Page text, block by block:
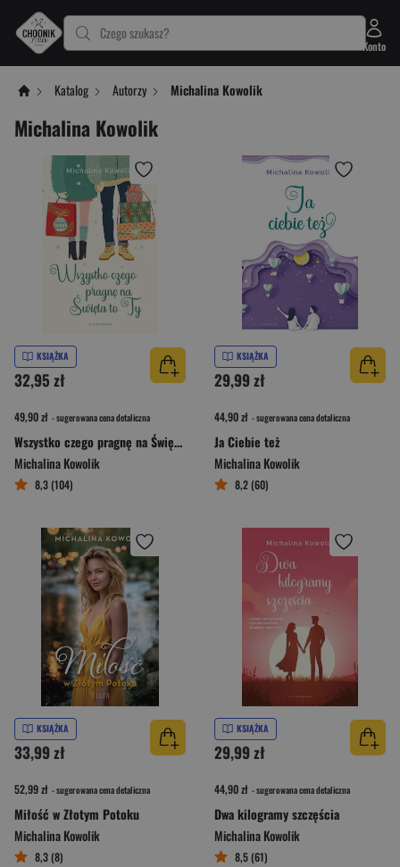
Czego szukasz?
Konto
Katalog Autorzy Michalina Kowolik
Michalina Kowolik
KSIĄŻKA
32,95 zł
49,90 zł - sugerowana cena detaliczna
Wszystko czego pragnę na Święta to Ty
Michalina Kowolik
8,3 (104)
KSIĄŻKA
29,99 zł
44,90 zł - sugerowana cena detaliczna
Ja Ciebie też
Michalina Kowolik
8,2 (60)
KSIĄŻKA
33,99 zł
52,99 zł - sugerowana cena detaliczna
Miłość w Złotym Potoku
Michalina Kowolik
8,3 (8)
KSIĄŻKA
29,99 zł
44,90 zł - sugerowana cena detaliczna
Dwa kilogramy szczęścia
Michalina Kowolik
8,5 (61)